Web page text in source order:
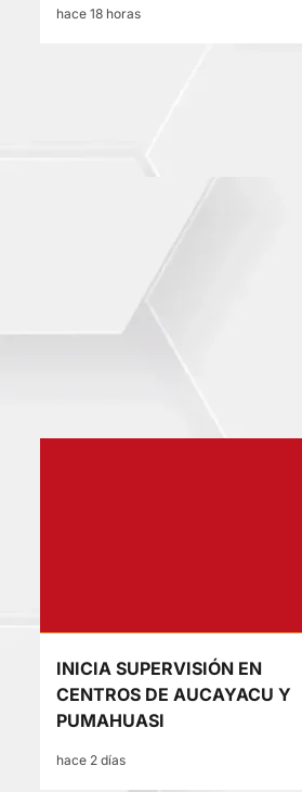
hace 18 horas
INICIA SUPERVISIÓN EN
CENTROS DE AUCAYACU Y
PUMAHUASI
hace 2 días